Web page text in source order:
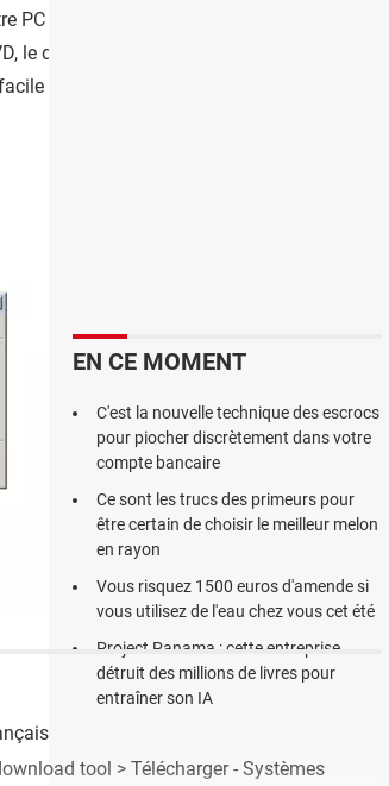
PC en quelques clics. Il peut ripper vos
le dossier de destination, et cliquez sur
à utiliser, ce logiciel vous est en plus
tool > Télécharger - Systèmes
EN CE MOMENT
C'est la nouvelle technique des escrocs
pour piocher discrètement dans votre
compte bancaire
Ce sont les trucs des primeurs pour
être certain de choisir le meilleur melon
en rayon
Vous risquez 1500 euros d'amende si
vous utilisez de l'eau chez vous cet été
Project Panama : cette entreprise
détruit des millions de livres pour
entraîner son IA